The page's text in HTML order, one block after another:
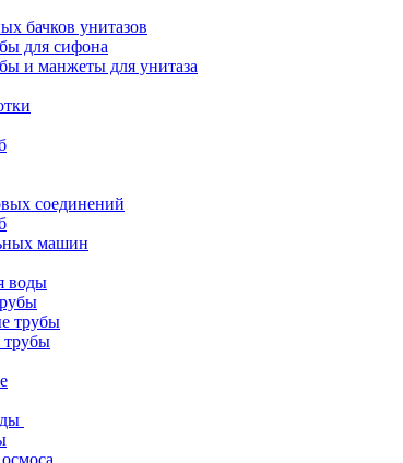
бачков унитазов
для сифона
и манжеты для унитаза
соединений
машин
воды
трубы